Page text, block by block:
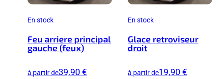
En stock
Feu arriere principal
gauche (feux)
à partir de39,90 €
En stock
Glace retroviseur
droit
à partir de19,90 €